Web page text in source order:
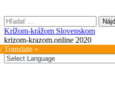
Hľadať:
Krížom-krážom Slovenskom
krizom-krazom.online 2020
Translate »